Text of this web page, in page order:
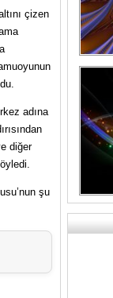
çizen
adına
diğer
şu